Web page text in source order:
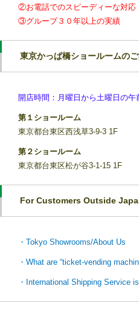
②お電話でのスピーディーな対応
③グループ３０年以上の実績
東京かっぱ橋ショールームの
開店時間：月曜日から土曜日の
第１ショールーム
東京都台東区西浅草3-9-3 1F
第２ショールーム
東京都台東区松が谷3-1-15 1F
For Customers Outside
・Tokyo Showrooms/About Us
・What are “ticket-vending
・International Shipping Service